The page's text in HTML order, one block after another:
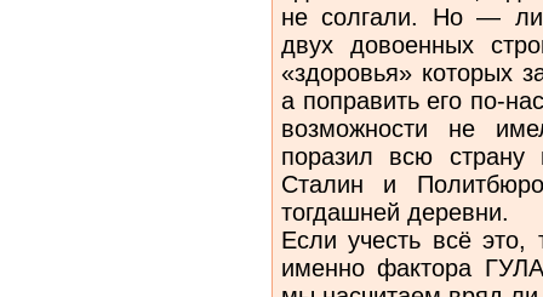
не солгали. Но —
двух довоенных
«здоровья» которых
а поправить его по-
возможности не
поразил всю страну
Сталин и
тогдашней деревни.
Если учесть всё это,
именно фактора